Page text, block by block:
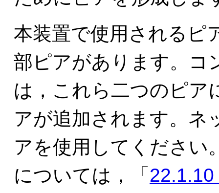
本装置で使用されるピ
部ピアがあります。コ
は，これら二つのピア
アが追加されます。ネ
アを使用してください
については，「